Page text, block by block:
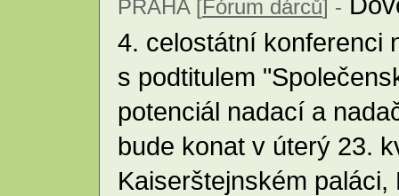
PRAHA [Fórum dárců] -
4. celostátní konferenci
s podtitulem
potenciál nadací a
bude konat v úterý 23.
Kaiserštejnském